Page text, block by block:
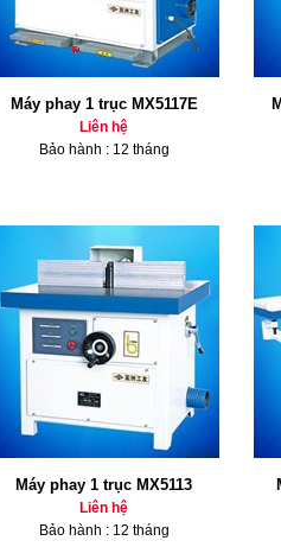
Máy phay 1 trục MX5117E
Liên hệ
Bảo hành : 12 tháng
Máy phay 1 trục MX5113
Liên hệ
Bảo hành : 12 tháng